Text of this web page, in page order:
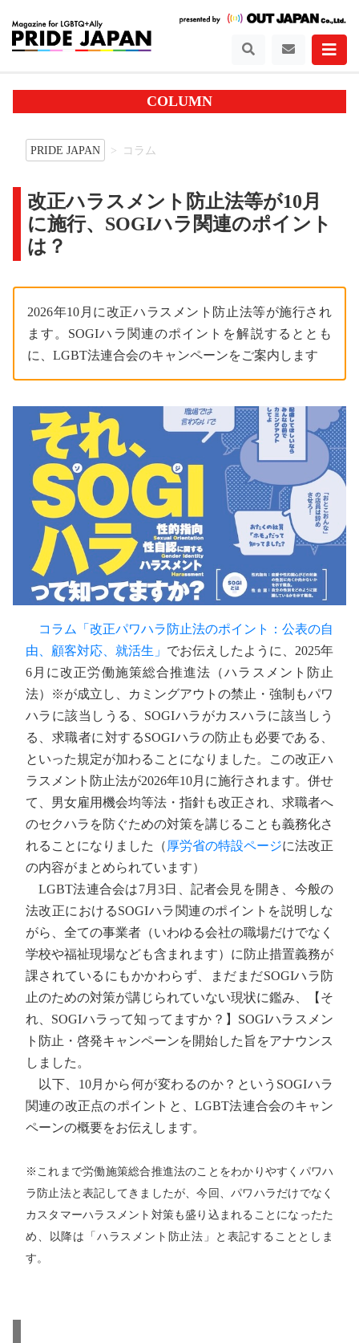
COLUMN
PRIDE JAPAN コラム
改正ハラスメント防止法等が10月
に施行、SOGIハラ関連のポイント
は？
2026年10月に改正ハラスメント防止法等が施行され
ます。SOGIハラ関連のポイントを解説するととも
に、LGBT法連合会のキャンペーンをご案内します
コラム「改正パワハラ防止法のポイント：公表の自
由、顧客対応、就活生」 でお伝えしたように、2025年
6月に改正労働施策総合推進法（ハラスメント防止
法）※が成立し、カミングアウトの禁止・強制もパワ
ハラに該当しうる、SOGIハラがカスハラに該当しう
る、求職者に対するSOGIハラの防止も必要である、
といった規定が加わることになりました。この改正ハ
ラスメント防止法が2026年10月に施行されます。併せ
て、男女雇用機会均等法・指針も改正され、求職者へ
のセクハラを防ぐための対策を講じることも義務化さ
れることになりました（ 厚労省の特設ページに法改正
の内容がまとめられています）
LGBT法連合会は7月3日、記者会見を開き、今般の
法改正におけるSOGIハラ関連のポイントを説明しな
がら、全ての事業者（いわゆる会社の職場だけでなく
学校や福祉現場なども含まれます）に防止措置義務が
課されているにもかかわらず、まだまだSOGIハラ防
止のための対策が講じられていない現状に鑑み、【そ
れ、SOGIハラって知ってますか？】SOGIハラスメン
ト防止・啓発キャンペーンを開始した旨をアナウンス
しました。
以下、10月から何が変わるのか？というSOGIハラ
関連の改正点のポイントと、LGBT法連合会のキャン
ペーンの概要をお伝えします。
※これまで労働施策総合推進法のことをわかりやすくパワハ
ラ防止法と表記してきましたが、今回、パワハラだけでなく
カスタマーハラスメント対策も盛り込まれることになったた
め、以降は「ハラスメント防止法」と表記することとしま
す。